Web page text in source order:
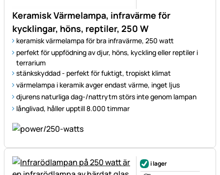
Keramisk Värmelampa, infravärme för
kycklingar, höns, reptiler, 250 W
keramisk värmelampa för bra infravärme, 250 watt
perfekt för uppfödning av djur, höns, kyckling eller reptiler i
terrarium
stänkskyddad - perfekt för fuktigt, tropiskt klimat
värmelampa i keramik avger endast värme, inget ljus
djurens naturliga dag-/nattrytm störs inte genom lampan
långlivad, håller upptill 8.000 timmar
i lager